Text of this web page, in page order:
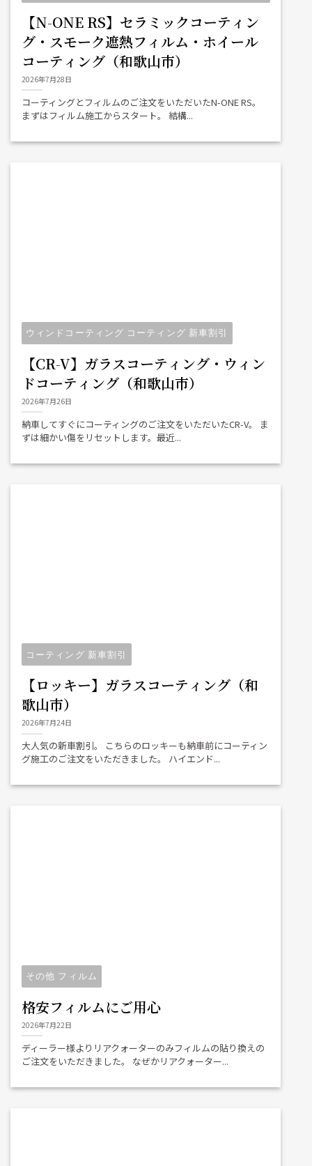
【N-ONE RS】セラミックコーティン
グ・スモーク遮熱フィルム・ホイール
コーティング（和歌山市）
2026年7月28日
コーティングとフィルムのご注文をいただいたN-ONE RS。
まずはフィルム施工からスタート。 結構...
ウィンドコーティング コーティング 新車割引
【CR-V】ガラスコーティング・ウィン
ドコーティング（和歌山市）
2026年7月26日
納車してすぐにコーティングのご注文をいただいたCR-V。 ま
ずは細かい傷をリセットします。最近...
コーティング 新車割引
【ロッキー】ガラスコーティング（和
歌山市）
2026年7月24日
大人気の新車割引。 こちらのロッキーも納車前にコーティン
グ施工のご注文をいただきました。 ハイエンド...
その他 フィルム
格安フィルムにご用心
2026年7月22日
ディーラー様よりリアクォーターのみフィルムの貼り換えの
ご注文をいただきました。 なぜかリアクォーター...